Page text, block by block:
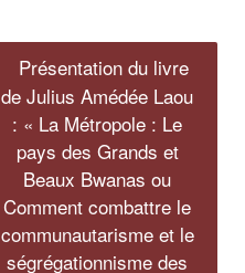
Présentation du livre
de Julius Amédée Laou
: « La Métropole : Le
pays des Grands et
Beaux Bwanas ou
Comment combattre le
communautarisme et le
ségrégationnisme des